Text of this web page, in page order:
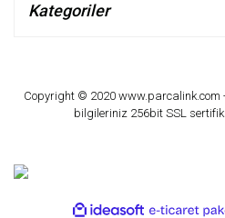
Kategoriler
Copyright © 2020 www.parcalink.com -
bilgileriniz 256bit SSL
ideasoft